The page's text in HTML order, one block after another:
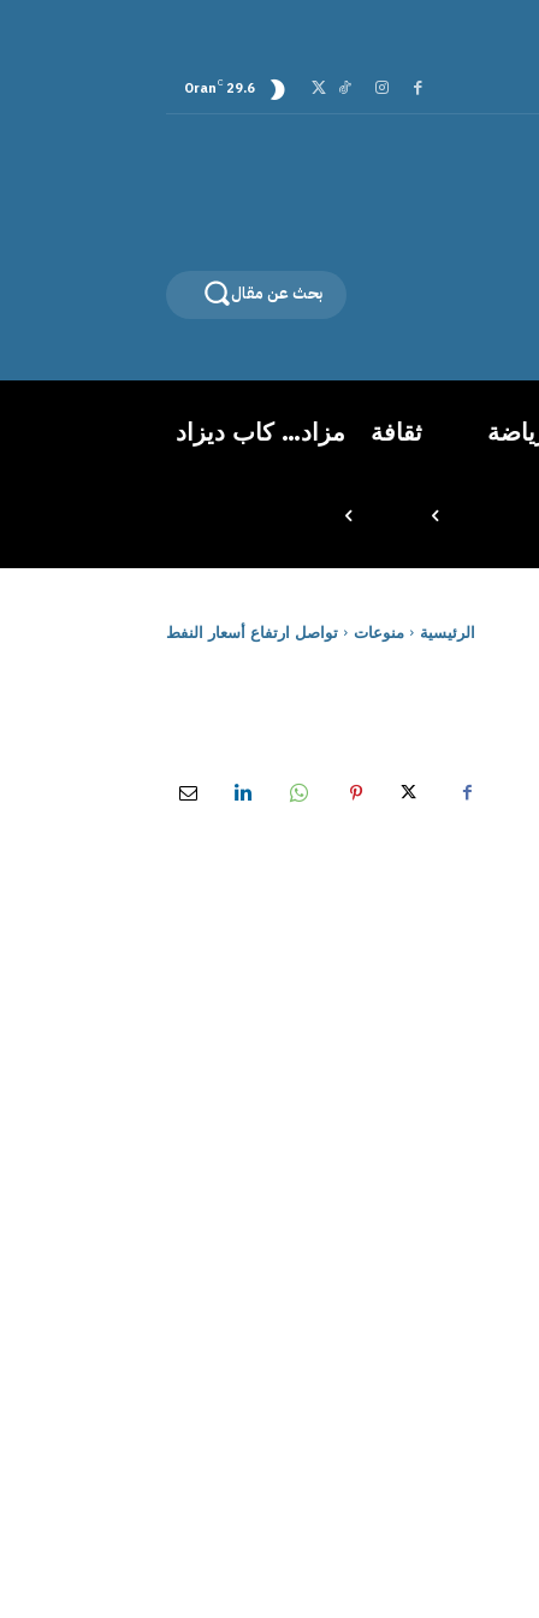
29.6
C
Oran
بحث عن مقال
ثقافة مزاد… كاب ديزاد
الرئيسية منوعات تواصل ارتفاع أسعار النفط